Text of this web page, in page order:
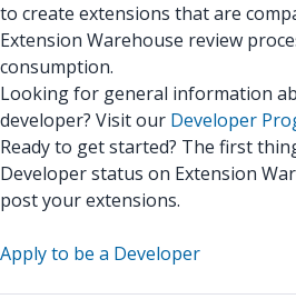
to create extensions that are
Extension Warehouse review
consumption.
Looking for general information
developer? Visit our Developer
Ready to get started? The first
Developer status on Extension
post your extensions.
Apply to be a Developer